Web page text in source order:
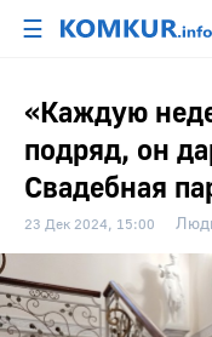
☰
«Каждую
подряд, он
Свадебная
23 Дек 2024, 15:00